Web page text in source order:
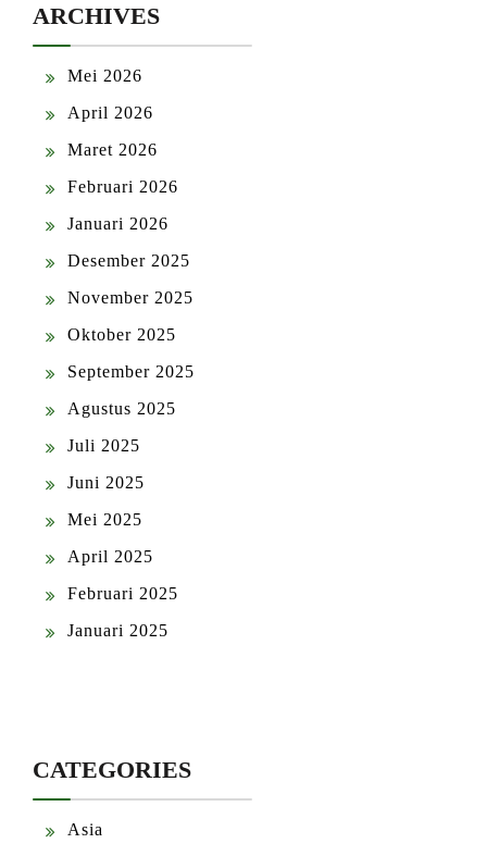
ARCHIVES
Mei 2026
April 2026
Maret 2026
Februari 2026
Januari 2026
Desember 2025
November 2025
Oktober 2025
September 2025
Agustus 2025
Juli 2025
Juni 2025
Mei 2025
April 2025
Februari 2025
Januari 2025
CATEGORIES
Asia